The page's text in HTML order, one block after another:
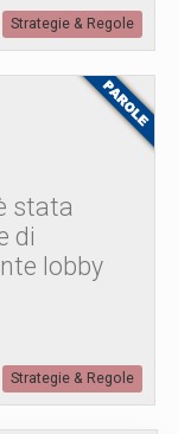
Strategie & Regole
stata
di
lobby
Strategie & Regole